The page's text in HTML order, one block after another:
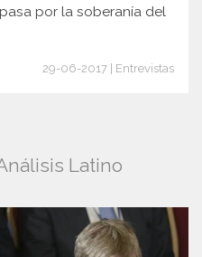
por la soberanía del
29-06-2017 | Entrevistas
Latino